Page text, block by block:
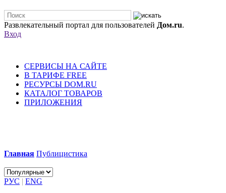
Развлекательный портал для пользователей Дом.ru.
Вход
СЕРВИСЫ НА САЙТЕ
В ТАРИФЕ FREE
РЕСУРСЫ DOM.RU
КАТАЛОГ ТОВАРОВ
ПРИЛОЖЕНИЯ
Главная Публицистика
РУС | ENG